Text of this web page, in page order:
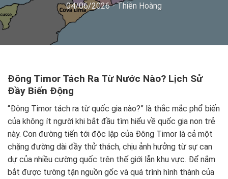
04/06/2026-Thiên Hoàng
Đông Timor Tách Ra Từ Nước Nào? Lịch Sử
Đầy Biến Động
“Đông Timor tách ra từ quốc gia nào?” là thắc mắc phổ biến
của không ít người khi bắt đầu tìm hiểu về quốc gia non trẻ
này. Con đường tiến tới độc lập của Đông Timor là cả một
chặng đường dài đầy thử thách, chịu ảnh hưởng từ sự can
dự của nhiều cường quốc trên thế giới lẫn khu vực. Để nắm
bắt được tường tận nguồn gốc và quá trình hình thành của